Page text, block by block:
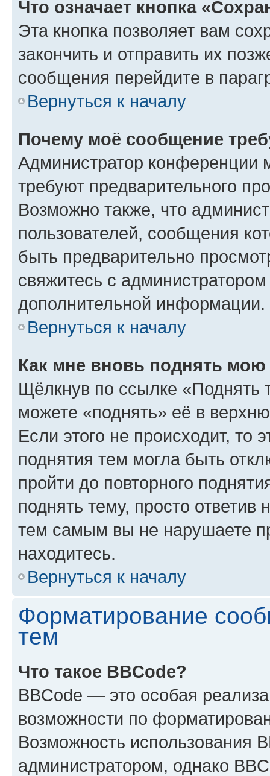
Что означает кнопка
Эта кнопка позволяет вам
закончить и отправить их
сообщения перейдите в
Вернуться к началу
Почему моё сообщение
Администратор конференции
требуют предварительного
Возможно также, что
пользователей, сообщения
быть предварительно
свяжитесь с
дополнительной информации.
Вернуться к началу
Как мне вновь поднять мою
Щёлкнув по ссылке «Поднять
можете «поднять» её в
Если этого не происходит, то
поднятия тем могла быть
пройти до повторного
поднять тему, просто ответив
тем самым вы не нарушаете
находитесь.
Вернуться к началу
Форматирование
тем
Что такое BBCode?
BBCode — это особая
возможности по
Возможность использования
администратором, однако